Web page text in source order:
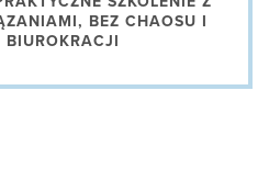
BEZ CHAOSU I
BIUROKRACJI